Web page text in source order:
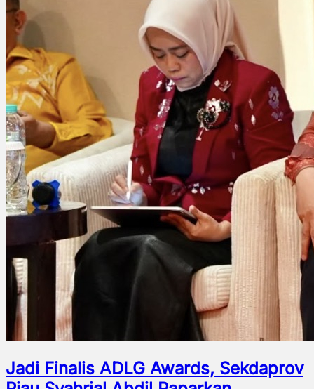
Jadi Finalis ADLG Awards, Sekdaprov